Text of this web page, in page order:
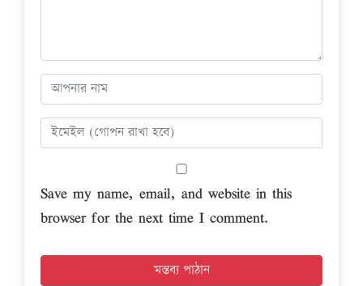
Save my name, email, and website in this
browser for the next time I comment.